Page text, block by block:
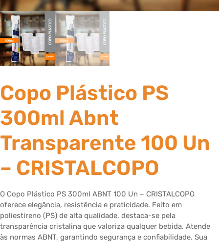
Copo Plástico PS
300ml Abnt
Transparente 100 Un
– CRISTALCOPO
O Copo Plástico PS 300ml ABNT 100 Un – CRISTALCOPO
oferece elegância, resistência e praticidade. Feito em
poliestireno (PS) de alta qualidade, destaca-se pela
transparência cristalina que valoriza qualquer bebida. Atende
às normas ABNT, garantindo segurança e confiabilidade. Sua